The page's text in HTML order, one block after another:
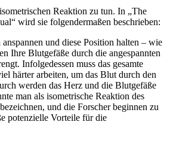
Reaktion zu tun. In „The
wird sie folgendermaßen beschrieben:
und diese Position halten – wie
Ihre Blutgefäße durch die angespannten
Infolgedessen muss das gesamte
härter arbeiten, um das Blut durch den
werden das Herz und die Blutgefäße
man als isometrische Reaktion des
und die Forscher beginnen zu
potenzielle Vorteile für die